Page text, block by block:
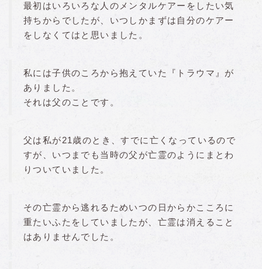
最初はいろいろな人のメンタルケアーをしたい気
持ちからでしたが、いつしかまずは自分のケアー
をしなくてはと思いました。
私には子供のころから抱えていた『トラウマ』が
ありました。
それは父のことです。
父は私が21歳のとき、すでに亡くなっているので
すが、いつまでも当時の父が亡霊のようにまとわ
りついていました。
その亡霊から逃れるためいつの日からかこころに
重たいふたをしていましたが、亡霊は消えること
はありませんでした。